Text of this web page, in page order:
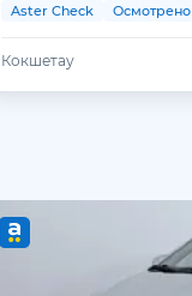
Aster Check Осмотрено
Кокшетау